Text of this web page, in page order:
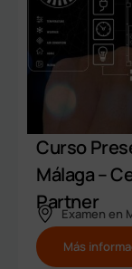
Curso
Málaga –
Partner
Examen en
Más